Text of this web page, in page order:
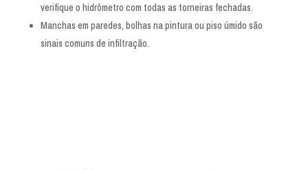
verifique o hidrômetro com todas as torneiras fechadas.
Manchas em paredes, bolhas na pintura ou piso úmido são
sinais comuns de infiltração.